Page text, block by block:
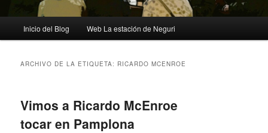
principal
Inicio del Blog Web La estación de Neguri
ARCHIVO DE LA ETIQUETA: RICARDO MCENROE
Vimos a Ricardo McEnroe
tocar en Pamplona